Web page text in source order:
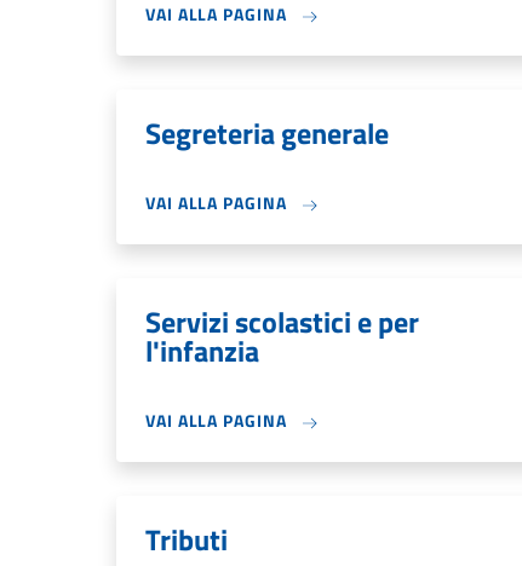
VAI ALLA PAGINA
Segreteria generale
VAI ALLA PAGINA
Servizi scolastici e per
l'infanzia
VAI ALLA PAGINA
Tributi